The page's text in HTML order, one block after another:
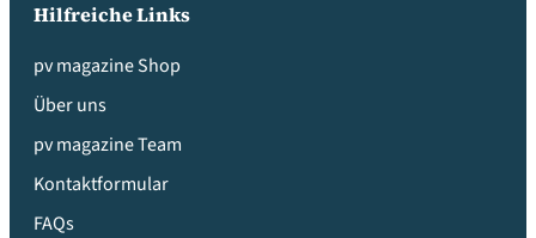
Hilfreiche Links
pv magazine Shop
Über uns
pv magazine Team
Kontaktformular
FAQs